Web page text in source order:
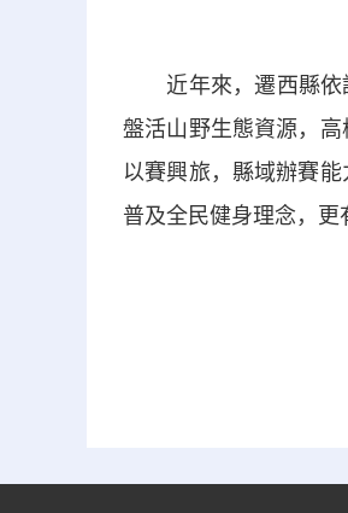
近年來，遷西縣依託
盤活山野生態資源，
以賽興旅，縣域辦賽
普及全民健身理念，